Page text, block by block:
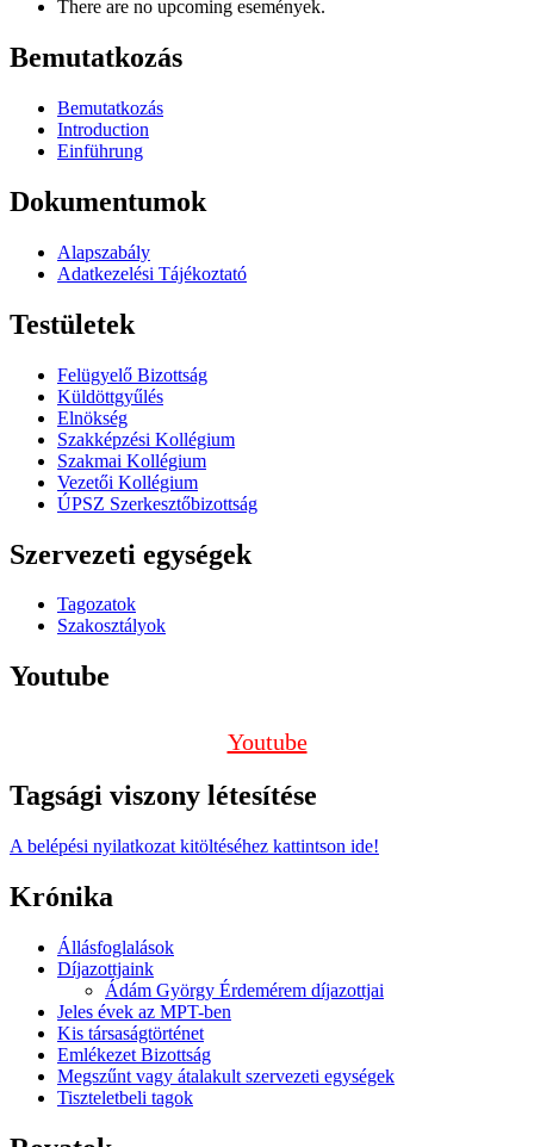
There are no upcoming események.
Bemutatkozás
Bemutatkozás
Introduction
Einführung
Dokumentumok
Alapszabály
Adatkezelési Tájékoztató
Testületek
Felügyelő Bizottság
Küldöttgyűlés
Elnökség
Szakképzési Kollégium
Szakmai Kollégium
Vezetői Kollégium
ÚPSZ Szerkesztőbizottság
Szervezeti egységek
Tagozatok
Szakosztályok
Youtube
Youtube
Tagsági viszony létesítése
A belépési nyilatkozat kitöltéséhez kattintson ide!
Krónika
Állásfoglalások
Díjazottjaink
Ádám György Érdemérem díjazottjai
Jeles évek az MPT-ben
Kis társaságtörténet
Emlékezet Bizottság
Megszűnt vagy átalakult szervezeti egységek
Tiszteletbeli tagok